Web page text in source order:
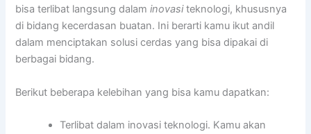
bisa terlibat langsung dalaminovasiteknologi, khususnya
di bidang kecerdasan buatan. Ini berarti kamu ikut andil
dalam menciptakan solusi cerdas yang bisa dipakai di
berbagai bidang.
Berikut beberapa kelebihan yang bisa kamu dapatkan:
Terlibat dalam inovasi teknologi. Kamu akan